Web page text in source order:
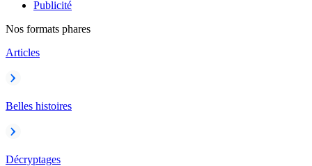
Publicité
Nos formats phares
Articles
Belles histoires
Décryptages